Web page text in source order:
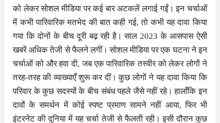
को लेकर सोशल मीडिया पर कई बार अटकलें लगाई गईं। इन चर्चाओं
में कभी पारिवारिक मतभेद की बात कही गई, तो कभी यह दावा किया
गया कि दोनों के बीच दूरी बढ़ रही है। साल 2023 के आसपास ऐसी
खबरें अधिक तेजी से फैलने लगीं। सोशल मीडिया पर एक घटना ने इन
चर्चाओं को और हवा दी, जब एक पारिवारिक तस्वीर को लेकर लोगों ने
तरह-तरह की व्याख्याएँ शुरू कर दीं। कुछ लोगों ने यह दावा किया कि
परिवार के कुछ सदस्यों के बीच संबंध पहले जैसे नहीं रहे। हालाँकि इन
दावों के समर्थन में कोई स्पष्ट प्रमाण सामने नहीं आया, फिर भी
इंटरनेट की दुनिया में यह चर्चा तेजी से फैलती रही। इसी दौरान कुछ